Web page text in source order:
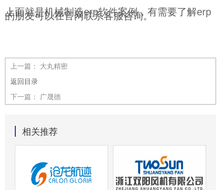
上面就是机械制造erp软件案例，有需要了解erp
的朋友可以在官网联系客服咨询。
上一篇： 大丸精密
返回目录
下一篇： 广晟德
相关推荐